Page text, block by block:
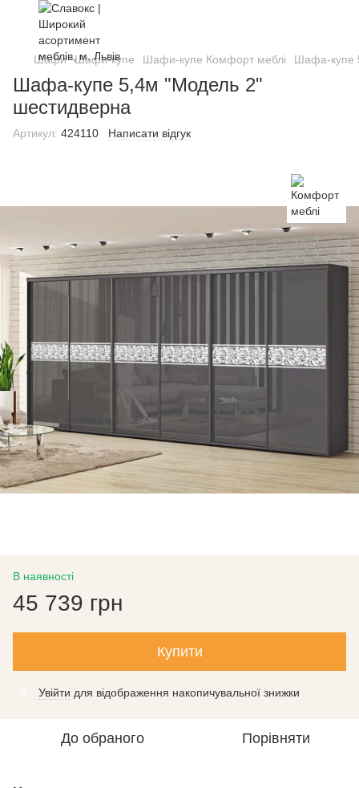
Шафи Шафи-купе Шафи-купе Комфорт меблі Шафа-купе
Шафа-купе 5,4м "Модель 2"
шестидверна
Артикул: 424110 Написати відгук
В наявності
45 739 грн
Купити
Увійти для відображення накопичувальної знижки
До обраного Порівняти